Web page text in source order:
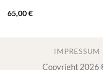
65,00€
IMPRESSUM
Copyright 2026